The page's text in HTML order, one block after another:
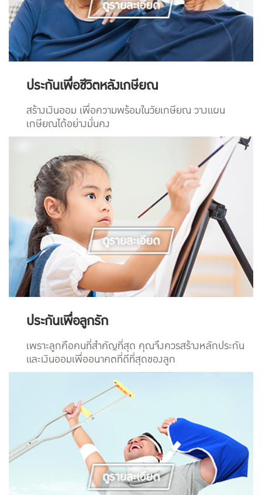
ประกันเพื่อชีวิตหลังเกษียณ
สร้างเงินออม เพื่อความพร้อมในวัยเกษียณ วางแผน
เกษียณได้อย่างมั่นคง
ประกันเพื่อลูกรัก
เพราะลูกคือคนที่สำคัญที่สุด คุณจึงควรสร้างหลักประกัน
และเงินออมเพื่ออนาคตที่ดีที่สุดของลูก